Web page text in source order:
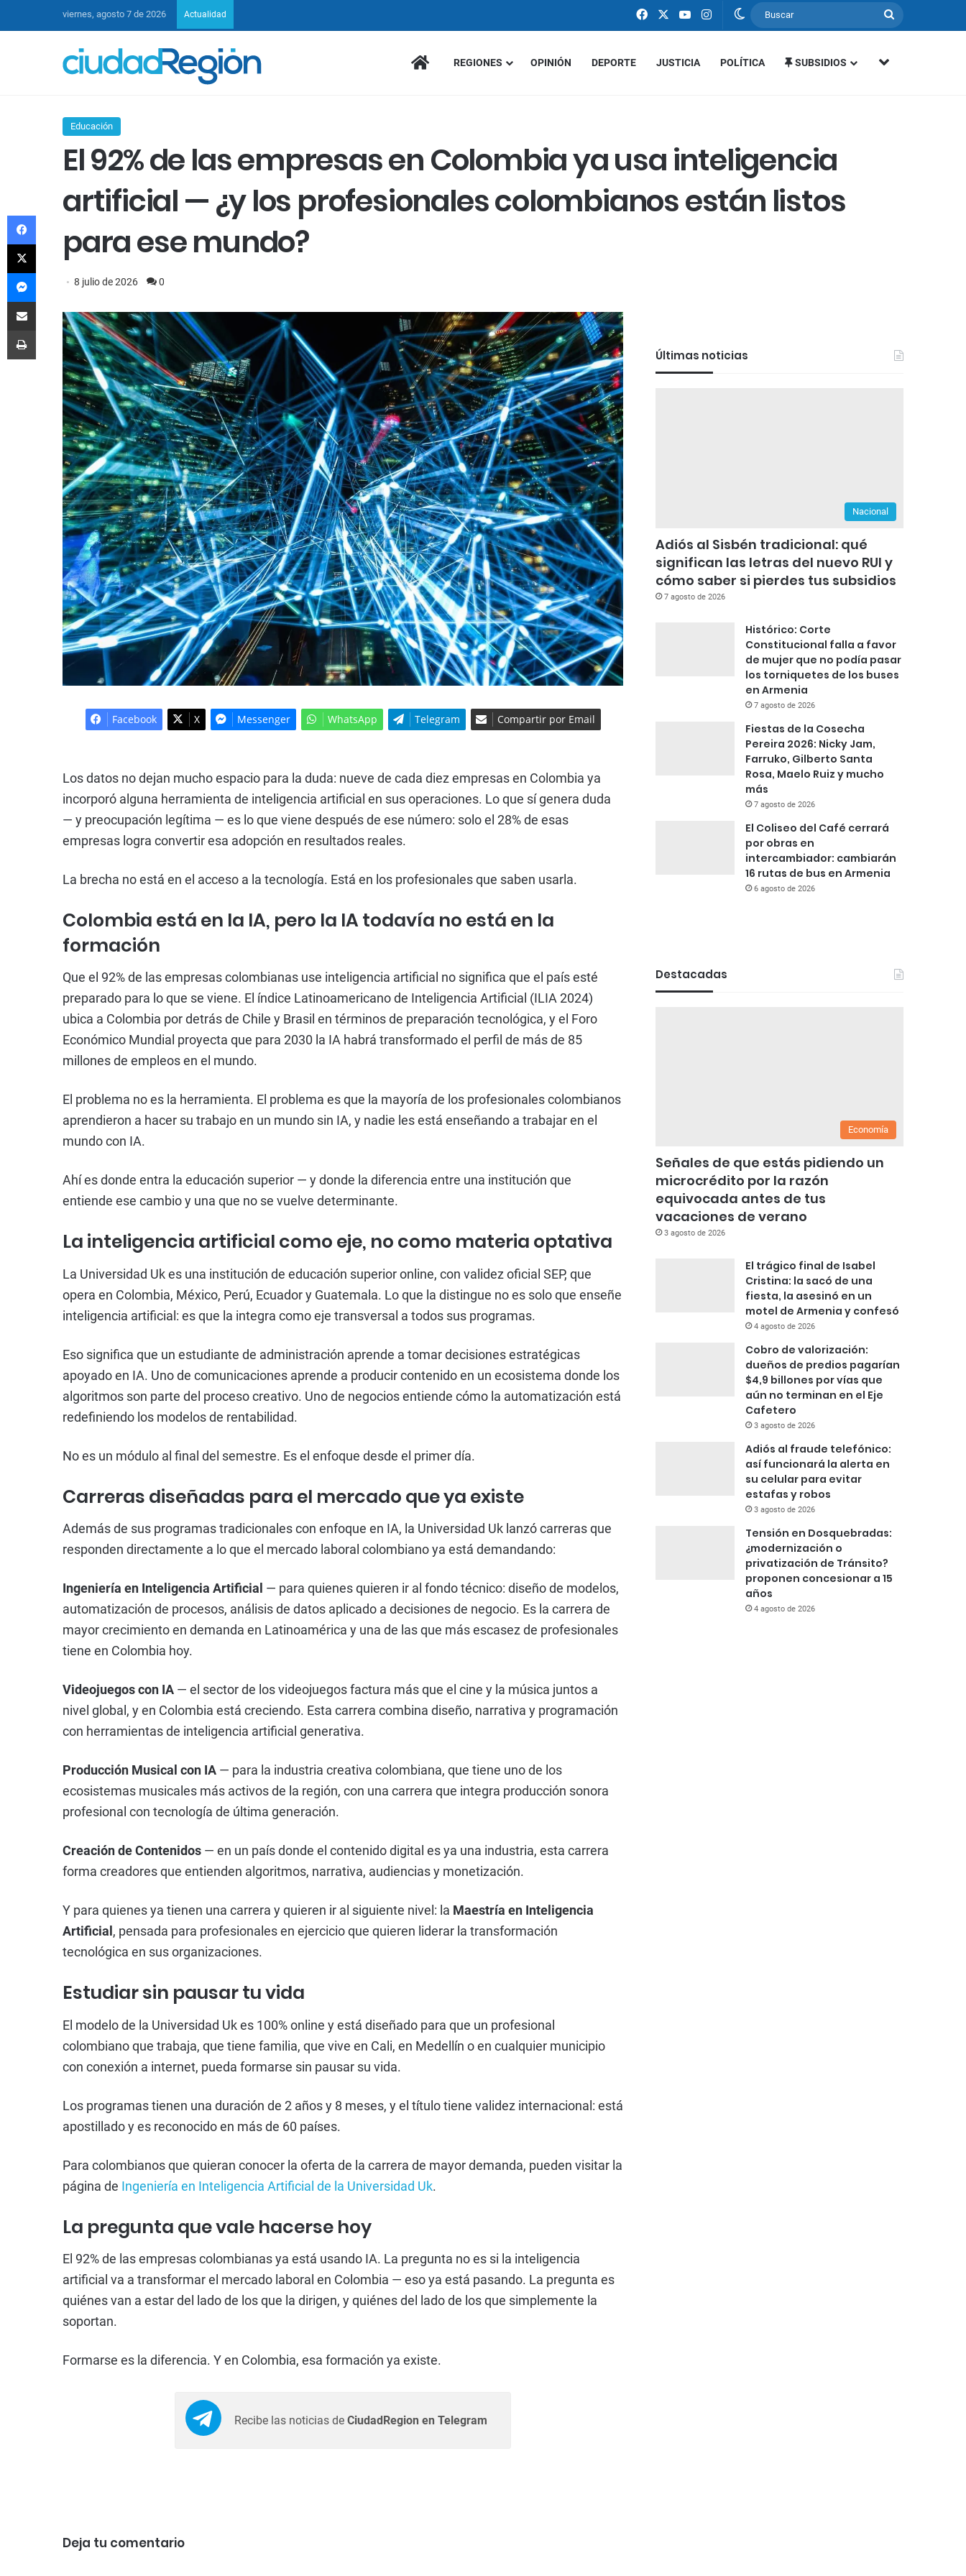
viernes, agosto 7 de 2026 Actualidad FacebookYouTubeInstagramSwitch skin Buscar
INICIOREGIONES OPINIÓN DEPORTE JUSTICIA POLÍTICA SUBSIDIOS MÁS SECCIONES
Educación
El 92% de las empresas en Colombia ya usa inteligencia
artificial — ¿y los profesionales colombianos están listos
para ese mundo?
8 julio de 2026 0
Facebook X Messenger WhatsApp Telegram Compartir por Email
Los datos no dejan mucho espacio para la duda: nueve de cada diez empresas en Colombia ya
incorporó alguna herramienta de inteligencia artificial en sus operaciones. Lo que sí genera duda
— y preocupación legítima — es lo que viene después de ese número: solo el 28% de esas
empresas logra convertir esa adopción en resultados reales.
La brecha no está en el acceso a la tecnología. Está en los profesionales que saben usarla.
Colombia está en la IA, pero la IA todavía no está en la
formación
Que el 92% de las empresas colombianas use inteligencia artificial no significa que el país esté
preparado para lo que se viene. El índice Latinoamericano de Inteligencia Artificial (ILIA 2024)
ubica a Colombia por detrás de Chile y Brasil en términos de preparación tecnológica, y el Foro
Económico Mundial proyecta que para 2030 la IA habrá transformado el perfil de más de 85
millones de empleos en el mundo.
El problema no es la herramienta. El problema es que la mayoría de los profesionales colombianos
aprendieron a hacer su trabajo en un mundo sin IA, y nadie les está enseñando a trabajar en el
mundo con IA.
Ahí es donde entra la educación superior — y donde la diferencia entre una institución que
entiende ese cambio y una que no se vuelve determinante.
La inteligencia artificial como eje, no como materia optativa
La Universidad Uk es una institución de educación superior online, con validez oficial SEP, que
opera en Colombia, México, Perú, Ecuador y Guatemala. Lo que la distingue no es solo que enseñe
inteligencia artificial: es que la integra como eje transversal a todos sus programas.
Eso significa que un estudiante de administración aprende a tomar decisiones estratégicas
apoyado en IA. Uno de comunicaciones aprende a producir contenido en un ecosistema donde los
algoritmos son parte del proceso creativo. Uno de negocios entiende cómo la automatización está
redefiniendo los modelos de rentabilidad.
No es un módulo al final del semestre. Es el enfoque desde el primer día.
Carreras diseñadas para el mercado que ya existe
Además de sus programas tradicionales con enfoque en IA, la Universidad Uk lanzó carreras que
responden directamente a lo que el mercado laboral colombiano ya está demandando:
Ingeniería en Inteligencia Artificial — para quienes quieren ir al fondo técnico: diseño de modelos,
automatización de procesos, análisis de datos aplicado a decisiones de negocio. Es la carrera de
mayor crecimiento en demanda en Latinoamérica y una de las que más escasez de profesionales
tiene en Colombia hoy.
Videojuegos con IA — el sector de los videojuegos factura más que el cine y la música juntos a
nivel global, y en Colombia está creciendo. Esta carrera combina diseño, narrativa y programación
con herramientas de inteligencia artificial generativa.
Producción Musical con IA — para la industria creativa colombiana, que tiene uno de los
ecosistemas musicales más activos de la región, con una carrera que integra producción sonora
profesional con tecnología de última generación.
Creación de Contenidos — en un país donde el contenido digital es ya una industria, esta carrera
forma creadores que entienden algoritmos, narrativa, audiencias y monetización.
Y para quienes ya tienen una carrera y quieren ir al siguiente nivel: la Maestría en Inteligencia
Artificial , pensada para profesionales en ejercicio que quieren liderar la transformación
tecnológica en sus organizaciones.
Estudiar sin pausar tu vida
El modelo de la Universidad Uk es 100% online y está diseñado para que un profesional
colombiano que trabaja, que tiene familia, que vive en Cali, en Medellín o en cualquier municipio
con conexión a internet, pueda formarse sin pausar su vida.
Los programas tienen una duración de 2 años y 8 meses, y el título tiene validez internacional: está
apostillado y es reconocido en más de 60 países.
Para colombianos que quieran conocer la oferta de la carrera de mayor demanda, pueden visitar la
página de Ingeniería en Inteligencia Artificial de la Universidad Uk.
La pregunta que vale hacerse hoy
El 92% de las empresas colombianas ya está usando IA. La pregunta no es si la inteligencia
artificial va a transformar el mercado laboral en Colombia — eso ya está pasando. La pregunta es
quiénes van a estar del lado de los que la dirigen, y quiénes del lado de los que simplemente la
soportan.
Formarse es la diferencia. Y en Colombia, esa formación ya existe.
Recibe las noticias de CiudadRegion en Telegram
Deja tu comentario
Últimas noticias
Nacional
Adiós al Sisbén tradicional: qué
significan las letras del nuevo RUI y
cómo saber si pierdes tus subsidios
7 agosto de 2026
Histórico: Corte
Constitucional falla a favor
de mujer que no podía pasar
los torniquetes de los buses
en Armenia
7 agosto de 2026
Fiestas de la Cosecha
Pereira 2026: Nicky Jam,
Farruko, Gilberto Santa
Rosa, Maelo Ruiz y mucho
más
7 agosto de 2026
El Coliseo del Café cerrará
por obras en
intercambiador: cambiarán
16 rutas de bus en Armenia
6 agosto de 2026
Destacadas
Economía
Señales de que estás pidiendo un
microcrédito por la razón
equivocada antes de tus
vacaciones de verano
3 agosto de 2026
El trágico final de Isabel
Cristina: la sacó de una
fiesta, la asesinó en un
motel de Armenia y confesó
4 agosto de 2026
Cobro de valorización:
dueños de predios pagarían
$4,9 billones por vías que
aún no terminan en el Eje
Cafetero
3 agosto de 2026
Adiós al fraude telefónico:
así funcionará la alerta en
su celular para evitar
estafas y robos
3 agosto de 2026
Tensión en Dosquebradas:
¿modernización o
privatización de Tránsito?
proponen concesionar a 15
años
4 agosto de 2026
Facebook
X
Messenger
Compartir por Email
Imprimir